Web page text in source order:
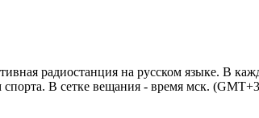
радиостанция на русском языке. В
В сетке вещания - время мск.